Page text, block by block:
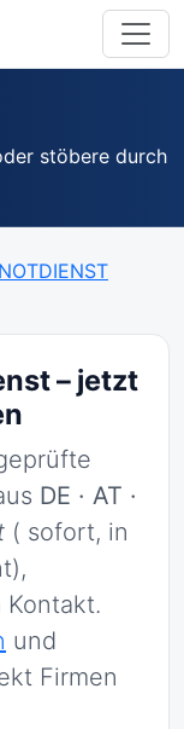
stöbere durch
– jetzt
DE · AT ·
( sofort, in
und
Firmen